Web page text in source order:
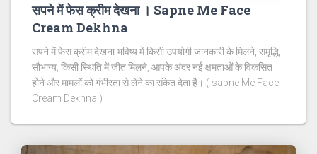
सपने में फेस क्रीम देखना । Sapne Me Face
Cream Dekhna
सपने में फेस क्रीम देखना भविष्य में किसी उपयोगी जानकारी के मिलने, समृद्धि,
सौभाग्य, किसी स्थिति में जीत मिलने, आपके अंदर नई क्षमताओं के विकसित
होने और मामलों को गंभीरता से लेने का संकेत देता है। ( sapne Me Face
Cream Dekhna )